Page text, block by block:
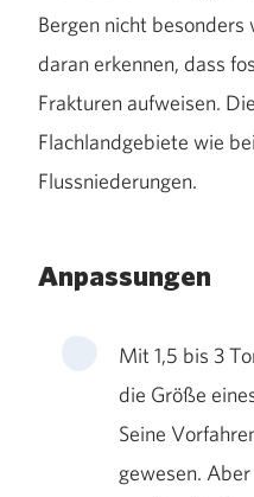
Bergen nicht
daran erkennen, dass
Frakturen aufweisen.
Flachlandgebiete wie
Flussniederungen.
Anpassungen
Mit 1,5 bis 3
die Größe
Seine
gewesen.